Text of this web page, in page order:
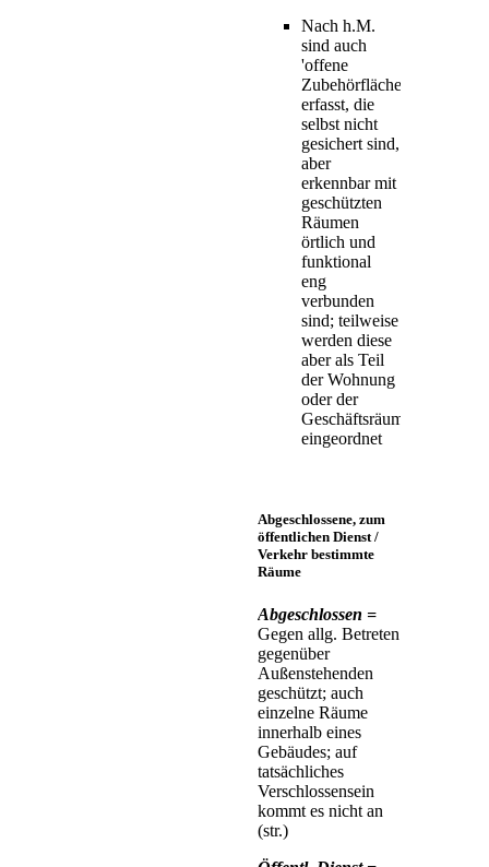
Nach h.M.
sind auch
'offene
Zubehörflächen'
erfasst, die
selbst nicht
gesichert sind,
aber
erkennbar mit
geschützten
Räumen
örtlich und
funktional
eng
verbunden
sind; teilweise
werden diese
aber als Teil
der Wohnung
oder der
Geschäftsräume
eingeordnet
Abgeschlossene, zum
öffentlichen Dienst /
Verkehr bestimmte
Räume
Abgeschlossen =
Gegen allg. Betreten
gegenüber
Außenstehenden
geschützt; auch
einzelne Räume
innerhalb eines
Gebäudes; auf
tatsächliches
Verschlossensein
kommt es nicht an
(str.)